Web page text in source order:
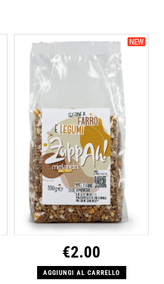
NEW
€2.00
AGGIUNGI AL CARRELLO